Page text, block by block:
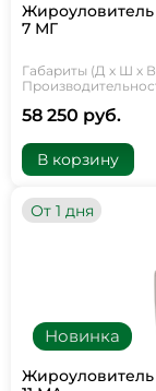
7 МГ
Габариты (Д х Ш х
58 250 руб.
В корзину
Новинка
От 1 дня